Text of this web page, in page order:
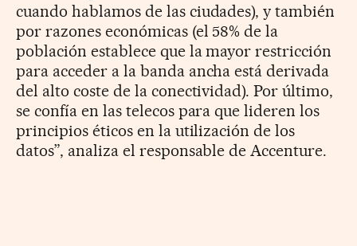
cuando hablamos de las ciudades), y también
por razones económicas (el 58% de la
población establece que la mayor restricción
para acceder a la banda ancha está derivada
del alto coste de la conectividad). Por último,
se confía en las telecos para que lideren los
principios éticos en la utilización de los
datos”, analiza el responsable de Accenture.